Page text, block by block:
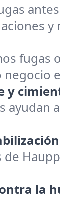
fugas
y
la